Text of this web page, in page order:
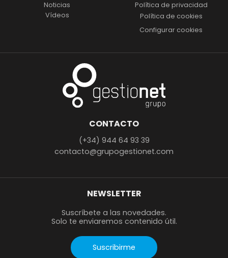
Noticias
Vídeos
Política de privacidad
Política de cookies
Configurar cookies
CONTACTO
(+34) 944 64 93 39
contacto@grupogestionet.com
NEWSLETTER
Suscríbete a las novedades.
Solo te enviaremos contenido útil.
Suscribirme